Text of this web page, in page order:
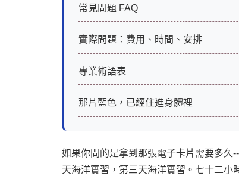
常見問題 FAQ
實際問題：費用、時間、安排
專業術語表
那片藍色，已經住進身體裡
如果你問的是拿到那張電子卡片需要多久
天海洋實習，第三天海洋實習。七十二小